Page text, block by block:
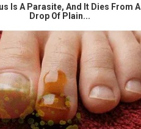
Is A Parasite, And It Dies From A
Drop Of Plain...